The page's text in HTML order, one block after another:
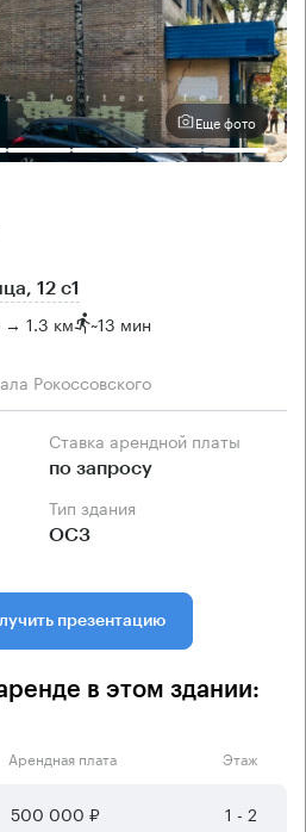
Еще фото
12 с1
→ 1.3 км ~13 мин
Рокоссовского
Ставка арендной платы
по запросу
Тип здания
ОСЗ
презентацию
в этом здании:
Арендная плата Этаж
500 000 ₽ 1 - 2